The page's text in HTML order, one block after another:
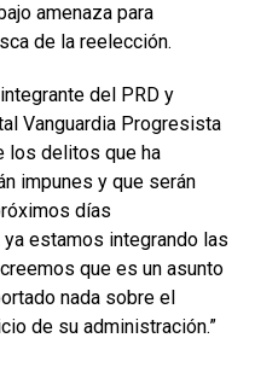
amenaza para
de la reelección.
del PRD y
Vanguardia Progresista
los delitos que ha
impunes y que serán
días
estamos integrando las
que es un asunto
nada sobre el
de su administración.”